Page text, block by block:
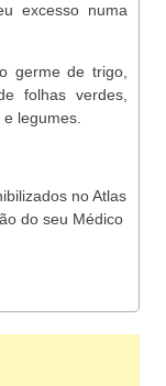
excesso numa
germe de trigo,
folhas verdes,
legumes.
no Atlas
do seu Médico